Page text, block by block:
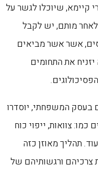
קיימא, שיוכלו לגשר על
מותם, יש לקבל
אשר אשר מביאים
את התחומים
בעסק המשפחתי, יוסדרו
צוואות, ייפוי כוח
תהליך מאוזן כזה
צרכיהם ורגשותיהם של